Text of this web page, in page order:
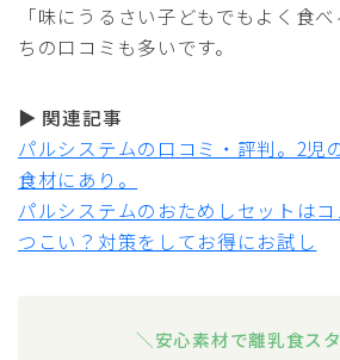
「味にうるさい子どもでもよく食
ちの口コミも多いです。
▶ 関連記事
パルシステムの口コミ・評判。2児
食材にあり。
パルシステムのおためしセットは
つこい？対策をしてお得にお試し
＼安心素材で離乳食ス